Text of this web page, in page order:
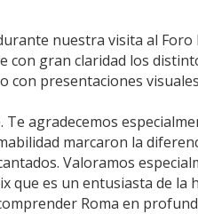
nuestra visita al Foro
con gran claridad los
presentaciones
agradecemos
marcaron la
Valoramos
que es un entusiasta de
Roma en